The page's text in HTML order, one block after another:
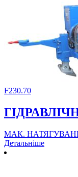
F230.70
МАК.
Детальніше